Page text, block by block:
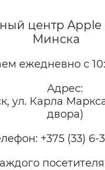
центр Apple
Минска
ежедневно с
Адрес:
ул. Карла
двора)
+375 (33) 6-